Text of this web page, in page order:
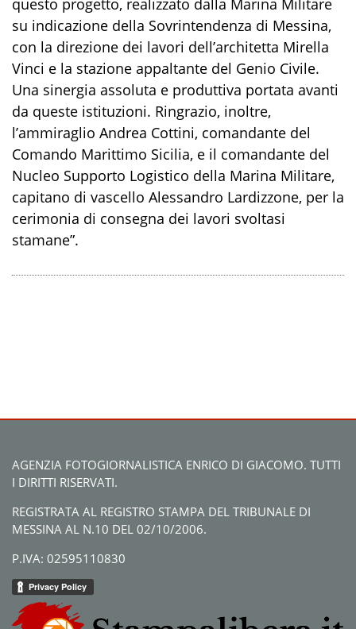
questo progetto, realizzato dalla Marina Militare
su indicazione della Sovrintendenza di Messina,
con la direzione dei lavori dell’architetta Mirella
Vinci e la stazione appaltante del Genio Civile.
Una sinergia assoluta e produttiva portata avanti
da queste istituzioni. Ringrazio, inoltre,
l’ammiraglio Andrea Cottini, comandante del
Comando Marittimo Sicilia, e il comandante del
Nucleo Supporto Logistico della Marina Militare,
capitano di vascello Alessandro Lardizzone, per la
cerimonia di consegna dei lavori svoltasi
stamane”.
AGENZIA FOTOGIORNALISTICA ENRICO DI GIACOMO. TUTTI
I DIRITTI RISERVATI.
REGISTRATA AL REGISTRO STAMPA DEL TRIBUNALE DI
MESSINA AL N.10 DEL 02/10/2006.
P.IVA: 02595110830